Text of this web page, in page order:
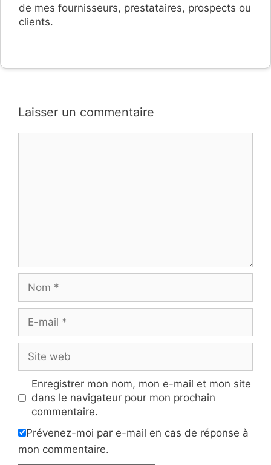
de mes fournisseurs, prestataires, prospects ou
clients.
Laisser un commentaire
mail
web
Enregistrer mon nom, mon e-mail et mon site
dans le navigateur pour mon prochain
commentaire.
Prévenez-moi par e-mail en cas de réponse à
mon commentaire.